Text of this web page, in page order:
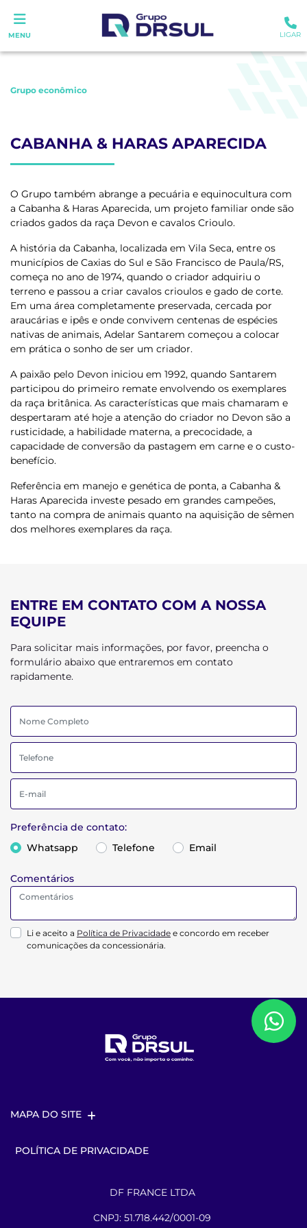
MENU LIGAR
Grupo econômico
CABANHA & HARAS APARECIDA
O Grupo também abrange a pecuária e equinocultura com
a Cabanha & Haras Aparecida, um projeto familiar onde são
criados gados da raça Devon e cavalos Crioulo.
A história da Cabanha, localizada em Vila Seca, entre os
municípios de Caxias do Sul e São Francisco de Paula/RS,
começa no ano de 1974, quando o criador adquiriu o
terreno e passou a criar cavalos crioulos e gado de corte.
Em uma área completamente preservada, cercada por
araucárias e ipês e onde convivem centenas de espécies
nativas de animais, Adelar Santarem começou a colocar
em prática o sonho de ser um criador.
A paixão pelo Devon iniciou em 1992, quando Santarem
participou do primeiro remate envolvendo os exemplares
da raça britânica. As características que mais chamaram e
despertaram até hoje a atenção do criador no Devon são a
rusticidade, a habilidade materna, a precocidade, a
capacidade de conversão da pastagem em carne e o custo-
benefício.
Referência em manejo e genética de ponta, a Cabanha &
Haras Aparecida investe pesado em grandes campeões,
tanto na compra de animais quanto na aquisição de sêmen
dos melhores exemplares da raça.
ENTRE EM CONTATO COM A NOSSA
EQUIPE
Para solicitar mais informações, por favor, preencha o
formulário abaixo que entraremos em contato
rapidamente.
Preferência de contato:
Whatsapp
Telefone Email
Comentários
Li e aceito a Política de Privacidade e concordo em receber
comunicações da concessionária.
MAPA DO SITE
POLÍTICA DE PRIVACIDADE
DF FRANCE LTDA
CNPJ: 51.718.442/0001-09